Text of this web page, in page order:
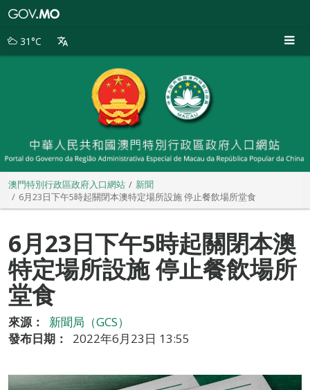
別
31°C
澳門特別行政區政府入口網站
新聞
6月23日下午5時起關閉本澳特定場所設施 停止餐飲場所堂食
6月23日下午5時起關閉本澳
特定場所設施 停止餐飲場所
堂食
來源：
新聞局（GCS）
發布日期：
2022年6月23日 13:55